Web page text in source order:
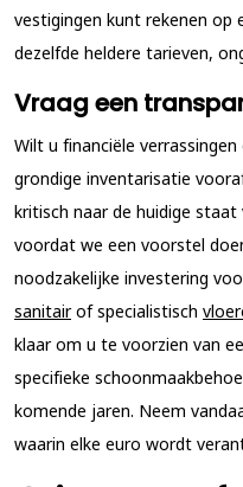
vestigingen kunt rekenen op
dezelfde heldere tarieven,
Vraag een
Wilt u financiële
grondige inventarisatie
kritisch naar de huidige
voordat we een voorstel
noodzakelijke investering
sanitairof specialistisch
klaar om u te voorzien van
specifieke
komende jaren. Neem
waarin elke euro wordt